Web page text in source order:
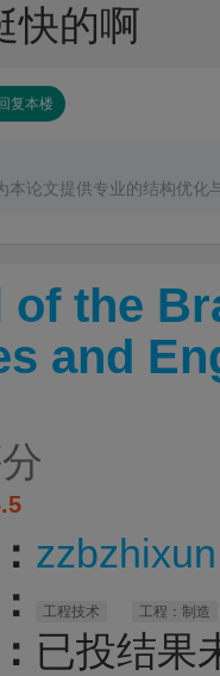
快的啊
回复本楼
本论文提供专业的结构优化
语法、专业术语和句式表达
文的规范性、准确性和可读
、反馈及时，修改建议专业
稿和发表提供了重要帮助。
of the
and
zzbzhixun
工程技术 工程：制造
已投结果